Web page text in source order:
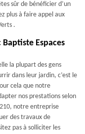
sûr de bénéficier d’un
plus à faire appel aux
.
Baptiste Espaces
la plupart des gens
dans leur jardin, c’est le
cela que notre
nos prestations selon
notre entreprise
des travaux de
pas à solliciter les